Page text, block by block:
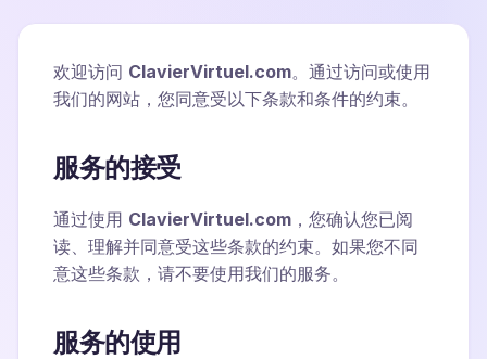
欢迎访问 ClavierVirtuel.com。通过访问或使用
我们的网站，您同意受以下条款和条件的约束。
服务的接受
通过使用 ClavierVirtuel.com ，您确认您已阅
读、理解并同意受这些条款的约束。如果您不同
意这些条款，请不要使用我们的服务。
服务的使用